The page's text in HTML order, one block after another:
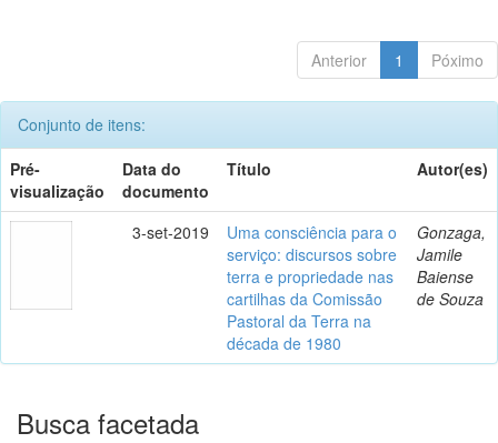
Anterior 1 Póximo
Conjunto de itens:
Pré-
visualização
Data do
documento
Título Autor(es)
3-set-2019
Uma consciência para o
serviço: discursos sobre
terra e propriedade nas
cartilhas da Comissão
Pastoral da Terra na
década de 1980
Gonzaga,
Jamile
Baiense
de Souza
Busca facetada